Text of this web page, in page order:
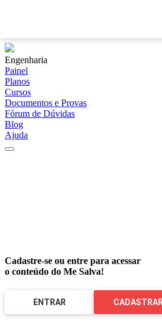
Engenharia
Painel
Planos
Cursos
Documentos e Provas
Fórum de Dúvidas
Blog
Ajuda
Cadastre-se ou entre para acessar
o conteúdo do Me Salva!
ENTRAR CADASTRAR